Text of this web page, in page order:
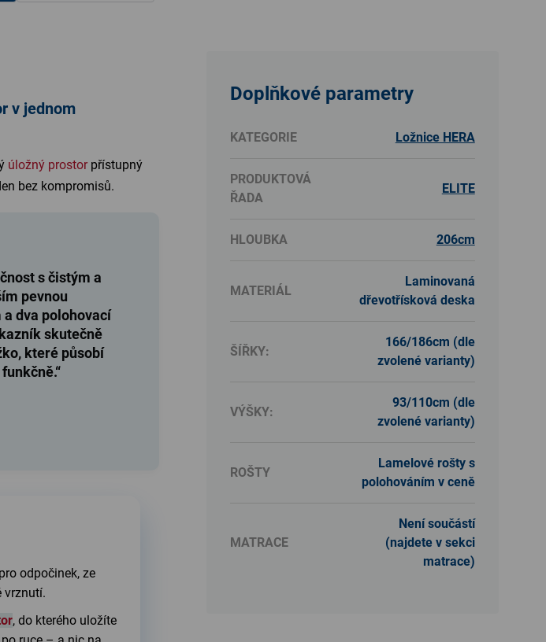
v jednom
úložný prostorpřístupný
bez kompromisů.
s čistým a
pevnou
dva polohovací
skutečně
které působí
odpočinek, ze
vrznutí.
, do kterého uložíte
Doplňkové parametry
KATEGORIE Ložnice HERA
PRODUKTOVÁ
ŘADA
ELITE
HLOUBKA 206cm
MATERIÁL
Laminovaná
dřevotřísková deska
ŠÍŘKY:
166/186cm (dle
zvolené varianty)
VÝŠKY:
93/110cm (dle
zvolené varianty)
ROŠTY
Lamelové rošty s
polohováním v ceně
MATRACE
Není součástí
(najdete v sekci
matrace)